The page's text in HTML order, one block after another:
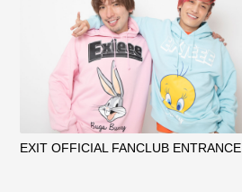
EXIT OFFICIAL FANCLUB ENTRANCE